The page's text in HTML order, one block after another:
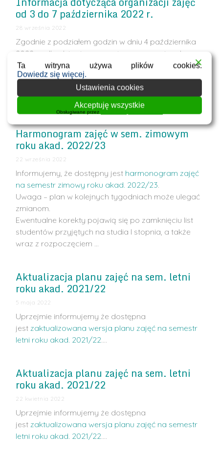
od 3 do 7 października 2022 r.
28 września 2022
Zgodnie z podziałem godzin w dniu 4 października
2022 r odbędzie się uroczyste rozpoczęcie roku
akademickiego 2022/23 na WIiTCh. W związku z
tym dzień ten jest wolny od zajęć dydaktycznych.
Studenci wszystkich lat i kierunków studiów są
zobowiązani do wzięcia
Harmonogram zajęć w sem. zimowym
roku akad. 2022/23
22 września 2022
Informujemy, że dostępny jest harmonogram zajęć
na semestr zimowy roku akad. 2022/23.
Uwaga – plan w kolejnych tygodniach może ulegać
zmianom.
Ewentualne korekty pojawią się po zamknięciu list
studentów przyjętych na studia I stopnia, a także
wraz z rozpoczęciem …
Aktualizacja planu zajęć na sem. letni
roku akad. 2021/22
5 maja 2022
Uprzejmie informujemy że dostępna
jest zaktualizowana wersja planu zajęć na semestr
letni roku akad. 2021/22.…
Aktualizacja planu zajęć na sem. letni
roku akad. 2021/22
22 kwietnia 2022
Uprzejmie informujemy że dostępna
jest zaktualizowana wersja planu zajęć na semestr
letni roku akad. 2021/22.…
Ta witryna używa plików cookies.
Dowiedz się więcej.
Ustawienia cookies
Akceptuję wszystkie
Obsługiwane przez WPLP Compliance Platform